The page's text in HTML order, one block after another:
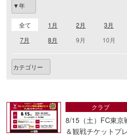
全て 1月 2月 3月
7月
8月 9月 10月
8/15（土）FC東京
＆観戦チケットプ
クラブ